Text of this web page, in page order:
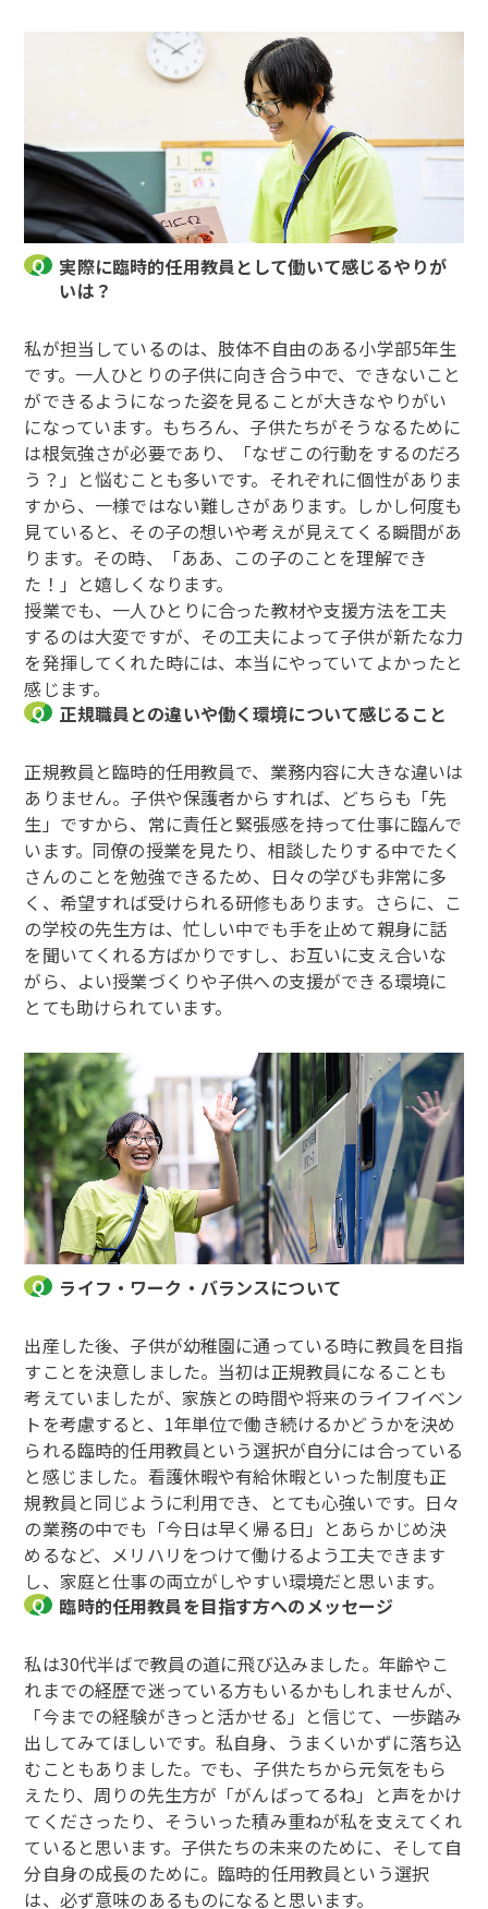
実際に臨時的任用教員として働いて感じるやりが
いは？
私が担当しているのは、肢体不自由のある小学部5年生
です。一人ひとりの子供に向き合う中で、できないこと
ができるようになった姿を見ることが大きなやりがい
になっています。もちろん、子供たちがそうなるために
は根気強さが必要であり、「なぜこの行動をするのだろ
う？」と悩むことも多いです。それぞれに個性がありま
すから、一様ではない難しさがあります。しかし何度も
見ていると、その子の想いや考えが見えてくる瞬間があ
ります。その時、「ああ、この子のことを理解でき
た！」と嬉しくなります。
授業でも、一人ひとりに合った教材や支援方法を工夫
するのは大変ですが、その工夫によって子供が新たな力
を発揮してくれた時には、本当にやっていてよかったと
感じます。
正規職員との違いや働く環境について感じること
正規教員と臨時的任用教員で、業務内容に大きな違いは
ありません。子供や保護者からすれば、どちらも「先
生」ですから、常に責任と緊張感を持って仕事に臨んで
います。同僚の授業を見たり、相談したりする中でたく
さんのことを勉強できるため、日々の学びも非常に多
く、希望すれば受けられる研修もあります。さらに、こ
の学校の先生方は、忙しい中でも手を止めて親身に話
を聞いてくれる方ばかりですし、お互いに支え合いな
がら、よい授業づくりや子供への支援ができる環境に
とても助けられています。
ライフ・ワーク・バランスについて
出産した後、子供が幼稚園に通っている時に教員を目指
すことを決意しました。当初は正規教員になることも
考えていましたが、家族との時間や将来のライフイベン
トを考慮すると、1年単位で働き続けるかどうかを決め
られる臨時的任用教員という選択が自分には合っている
と感じました。看護休暇や有給休暇といった制度も正
規教員と同じように利用でき、とても心強いです。日々
の業務の中でも「今日は早く帰る日」とあらかじめ決
めるなど、メリハリをつけて働けるよう工夫できます
し、家庭と仕事の両立がしやすい環境だと思います。
臨時的任用教員を目指す方へのメッセージ
私は30代半ばで教員の道に飛び込みました。年齢やこ
れまでの経歴で迷っている方もいるかもしれませんが、
「今までの経験がきっと活かせる」と信じて、一歩踏み
出してみてほしいです。私自身、うまくいかずに落ち込
むこともありました。でも、子供たちから元気をもら
えたり、周りの先生方が「がんばってるね」と声をかけ
てくださったり、そういった積み重ねが私を支えてくれ
ていると思います。子供たちの未来のために、そして自
分自身の成長のために。臨時的任用教員という選択
は、必ず意味のあるものになると思います。